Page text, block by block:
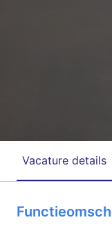
Vacature details